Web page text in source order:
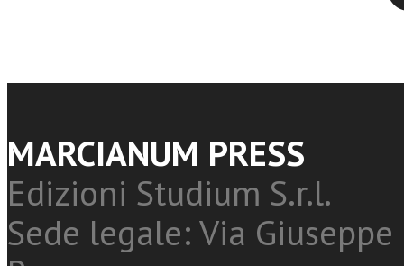
MARCIANUM PRESS
Edizioni Studium S.r.l.
Sede legale: Via